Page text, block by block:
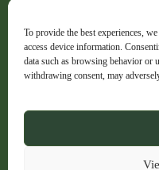
To provide the best experiences,
access device information.
data such as browsing behavior or
withdrawing consent, may
OGA · Opportunities
Português
A global majority project